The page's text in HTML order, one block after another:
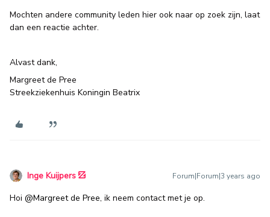
Mochten andere community leden hier ook naar op zoek zijn, laat
dan een reactie achter.
Alvast dank,
Margreet de Pree
Streekziekenhuis Koningin Beatrix
Inge Kuijpers Forum|Forum|3 years ago
Hoi @Margreet de Pree, ik neem contact met je op.